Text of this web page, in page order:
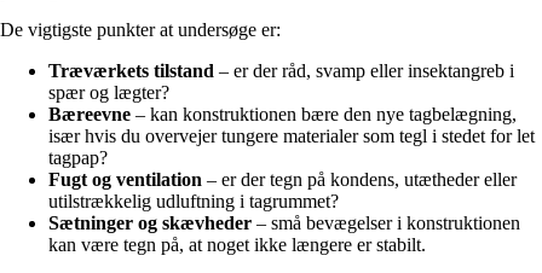
De vigtigste punkter at undersøge er:
Træværkets tilstand – er der råd, svamp eller insektangreb i
spær og lægter?
Bæreevne – kan konstruktionen bære den nye tagbelægning,
især hvis du overvejer tungere materialer som tegl i stedet for let
tagpap?
Fugt og ventilation – er der tegn på kondens, utætheder eller
utilstrækkelig udluftning i tagrummet?
Sætninger og skævheder – små bevægelser i konstruktionen
kan være tegn på, at noget ikke længere er stabilt.